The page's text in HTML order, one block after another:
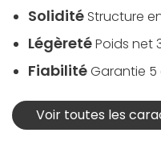
Solidité Structure
LégèretéPoids net
FiabilitéGarantie
Voir toutes les